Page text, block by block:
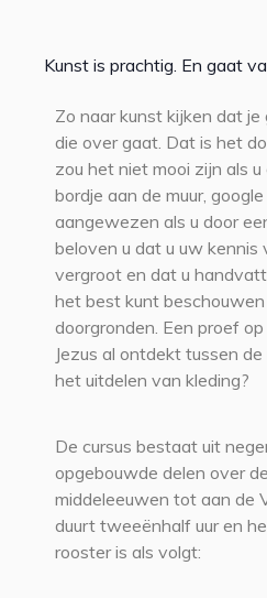
Kunst is prachtig. En gaat
Zo naar kunst kijken dat
die over gaat. Dat is het
zou het niet mooi zijn als
bordje aan de muur,
aangewezen als u door
beloven u dat u uw kennis
vergroot en dat u
het best kunt
doorgronden. Een proef
Jezus al ontdekt tussen
het uitdelen van kleding?
De cursus bestaat uit
opgebouwde delen over
middeleeuwen tot aan de
duurt tweeënhalf uur en
rooster is als volgt: